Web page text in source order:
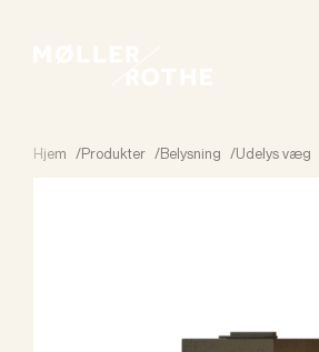
Hjem /Produkter /Belysning /Udelys væg